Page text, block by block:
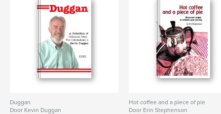
Duggan
Door Kevin Duggan
Hot coffee and a piece of pie
Door Erin Stephenson